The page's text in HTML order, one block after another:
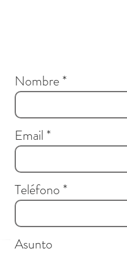
Nombre
Email
Teléfono
Asunto